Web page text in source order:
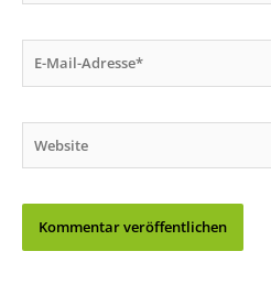
Mail-